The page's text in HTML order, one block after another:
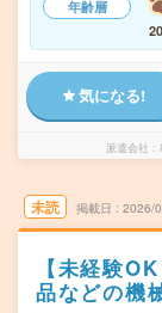
年齢層
気になる!
派遣会社
未読 掲載日 2026/
【未経験
品などの機